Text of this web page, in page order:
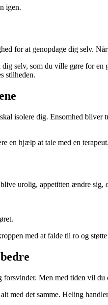
igen.
for at genopdage dig selv.
selv, som du ville gøre for
stilheden.
isolere dig. Ensomhed
hjælp at tale med en
urolig, appetitten ændre
med at falde til ro og støtte
Men med tiden vil
med det samme. Heling